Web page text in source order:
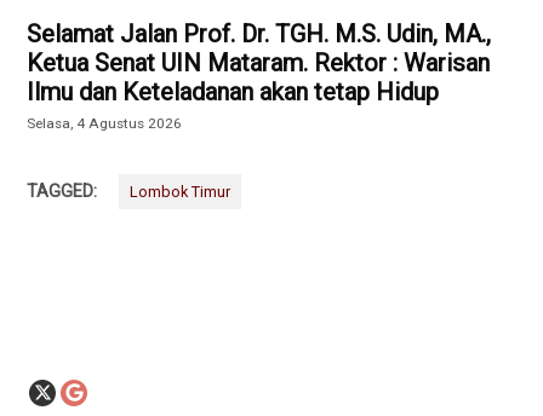
Selamat Jalan Prof. Dr. TGH. M.S. Udin, MA.,
Ketua Senat UIN Mataram. Rektor : Warisan
Ilmu dan Keteladanan akan tetap Hidup
Selasa, 4 Agustus 2026
TAGGED: Lombok Timur